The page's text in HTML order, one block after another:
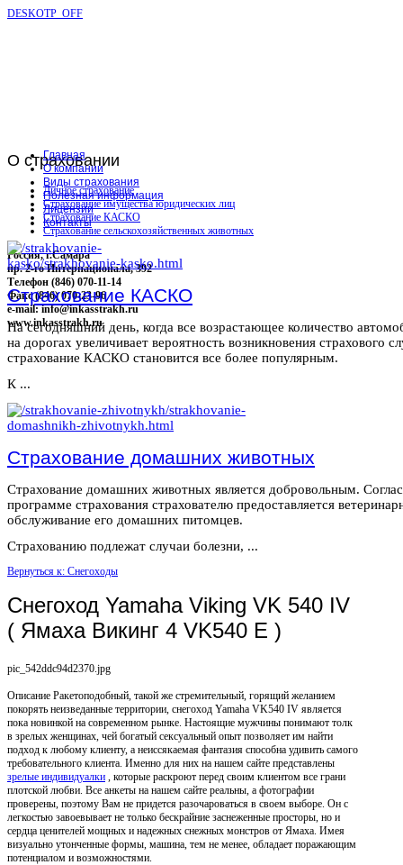
DESKOTP_OFF
О страховании
Личное страхование
Страхование имущества юридических лиц
Страхование КАСКО
Страхование сельскохозяйственных животных
Россия, г.Самара
пр. 2-го Интернационала, 392
Телефон (846) 070-11-14
Факс (846) 070-23-96
e-mail: info@inkasstrakh.ru
www.inkasstrakh.ru
Главная
О компании
Виды страхования
Полезная информация
Лицензии
Контакты
Страхование КАСКО
На сегодняшний день, когда все возрастающее количество
на дорогах увеличивает вероятность возникновения страхового
страхование КАСКО становится все более популярным.
К ...
Страхование домашних животных
Страхование домашних животных является добровольным.
программе страхования страхователю предоставляется
обслуживание его домашних питомцев.
Страхованию подлежат случаи болезни, ...
Вернуться к: Снегоходы
Снегоход Yamaha Viking VK 540 IV
( Ямаха Викинг 4 VK540 E )
pic_542ddc94d2370.jpg
Описание Ракетоподобный, такой же стремительный, горящий желанием
покорять неизведанные территории, снегоход Yamaha VK540 IV является
пока новинкой на современном рынке. Настоящие мужчины понимают толк
в зрелых женщинах, чей богатый сексуальный опыт позволяет им найти
подход к любому клиенту, а неиссякаемая фантазия способна удивить самого
требовательного клиента. Именно для них на нашем сайте представлены
зрелые индивидуалки , которые раскроют перед своим клиентом все грани
плотской любви. Все анкеты на нашем сайте реальны, а фотографии
проверены, поэтому Вам не придется разочароваться в своем выборе. Он с
легкостью завоевывает не только бескрайние заснеженные просторы, но и
сердца ценителей мощных и надежных снежных монстров от Ямаха. Имея
визуально утонченные формы, машина, тем не менее, обладает поражающим
потенциалом и возможностями.